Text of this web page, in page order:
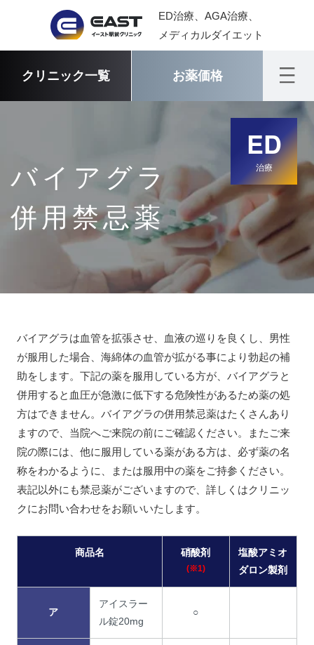
ED治療、AGA治療、
メディカルダイエット
クリニック一覧 お薬価格
ED
治療
バイアグラ
併用禁忌薬
バイアグラは血管を拡張させ、血液の巡りを良くし、男性
が服用した場合、海綿体の血管が拡がる事により勃起の補
助をします。下記の薬を服用している方が、バイアグラと
併用すると血圧が急激に低下する危険性があるため薬の処
方はできません。バイアグラの併用禁忌薬はたくさんあり
ますので、当院へご来院の前にご確認ください。またご来
院の際には、他に服用している薬がある方は、必ず薬の名
称をわかるように、または服用中の薬をご持参ください。
表記以外にも禁忌薬がございますので、詳しくはクリニッ
クにお問い合わせをお願いいたします。
商品名 硝酸剤
(※1)
塩酸アミオ
ダロン製剤
ア
アイスラー
ル錠20mg
○